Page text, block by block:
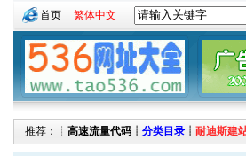
首页 繁体中文
推荐：┊ 高速流量代码 ┊ 分类目录 ┊ 耐迪斯建